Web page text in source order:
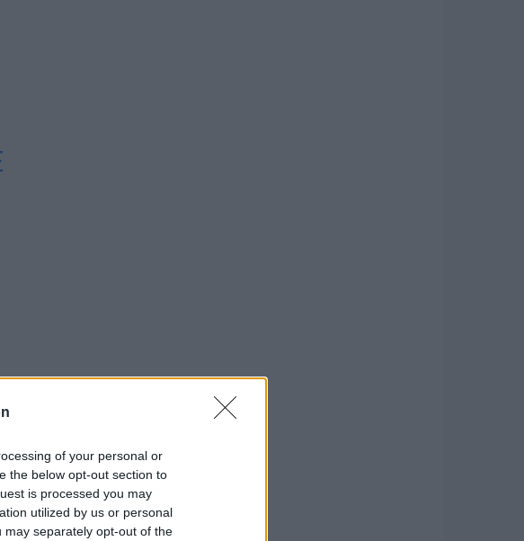
of your personal or
the below opt-out section to
is processed you may
utilized by us or personal
may separately opt-out of the